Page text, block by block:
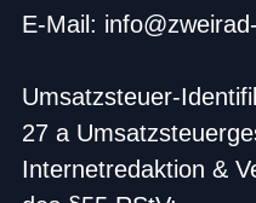
E-Mail:
Umsatzsteuer-
27 a
Internetredaktion &